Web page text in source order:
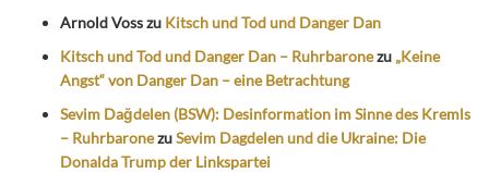
Arnold Vosszu Kitsch und Tod und Danger Dan
Kitsch und Tod und Danger Dan – Ruhrbaronezu „Keine
Angst“ von Danger Dan – eine Betrachtung
Sevim Dağdelen (BSW): Desinformation im Sinne des Kremls
– RuhrbaronezuSevim Dagdelen und die Ukraine: Die
Donalda Trump der Linkspartei